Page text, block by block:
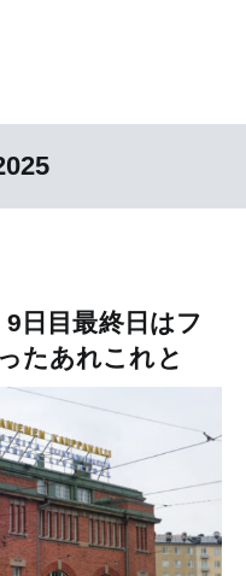
日目最終日はフ
たあれこれと